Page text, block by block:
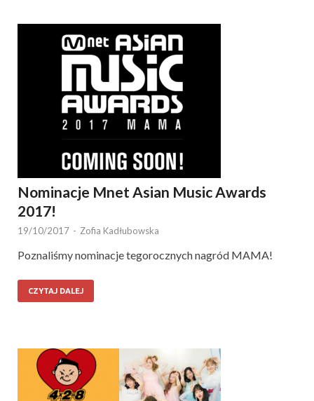
Nominacje Mnet Asian Music Awards
2017!
19/10/2017 - Zofia Kadłubowska
Poznaliśmy nominacje tegorocznych nagród MAMA!
CZYTAJ DALEJ